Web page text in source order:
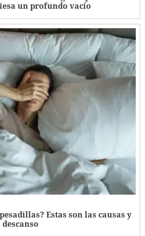
un profundo vacío
Estas son las causas y